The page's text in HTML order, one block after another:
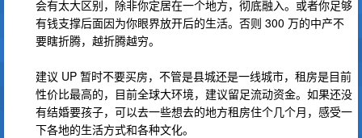
会有太大区别，除非你定居在一个地方，彻底融入。或者你足够
有钱支撑后面因为你眼界放开后的生活。否则 300 万的中产不
要瞎折腾，越折腾越穷。
建议 UP 暂时不要买房，不管是县城还是一线城市，租房是目前
性价比最高的，目前全球大环境，建议留足流动资金。如果还没
有结婚要孩子，可以去一些想去的地方租房住个几个月，感受一
下各地的生活方式和各种文化。